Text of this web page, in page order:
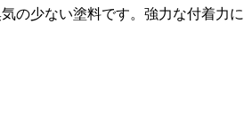
の少ない塗料です。強力な付着力に